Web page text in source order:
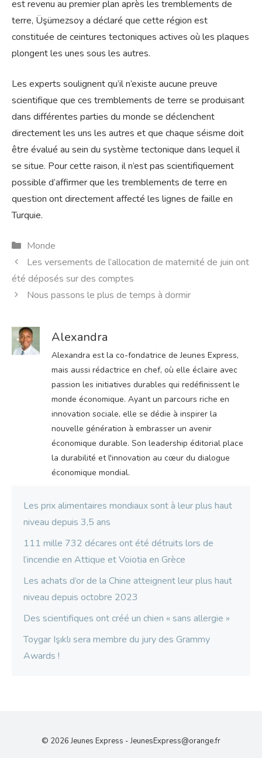
est revenu au premier plan après les tremblements de
terre, Üşümezsoy a déclaré que cette région est
constituée de ceintures tectoniques actives où les plaques
plongent les unes sous les autres.
Les experts soulignent qu’il n’existe aucune preuve
scientifique que ces tremblements de terre se produisant
dans différentes parties du monde se déclenchent
directement les uns les autres et que chaque séisme doit
être évalué au sein du système tectonique dans lequel il
se situe. Pour cette raison, il n’est pas scientifiquement
possible d’affirmer que les tremblements de terre en
question ont directement affecté les lignes de faille en
Turquie.
Catégories
Monde
Les versements de l’allocation de maternité de juin ont
été déposés sur des comptes
Nous passons le plus de temps à dormir
Alexandra
Alexandra est la co-fondatrice de Jeunes Express,
mais aussi rédactrice en chef, où elle éclaire avec
passion les initiatives durables qui redéfinissent le
monde économique. Ayant un parcours riche en
innovation sociale, elle se dédie à inspirer la
nouvelle génération à embrasser un avenir
économique durable. Son leadership éditorial place
la durabilité et l'innovation au cœur du dialogue
économique mondial.
Les prix alimentaires mondiaux sont à leur plus haut
niveau depuis 3,5 ans
111 mille 732 décares ont été détruits lors de
l’incendie en Attique et Voiotia en Grèce
Les achats d’or de la Chine atteignent leur plus haut
niveau depuis octobre 2023
Des scientifiques ont créé un chien « sans allergie »
Toygar Işıklı sera membre du jury des Grammy
Awards !
© 2026 Jeunes Express -JeunesExpress@orange.fr